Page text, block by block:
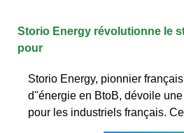
Storio Energy révolutionne le
pour
Storio Energy, pionnier
d''énergie en BtoB, dévoile
pour les industriels français.